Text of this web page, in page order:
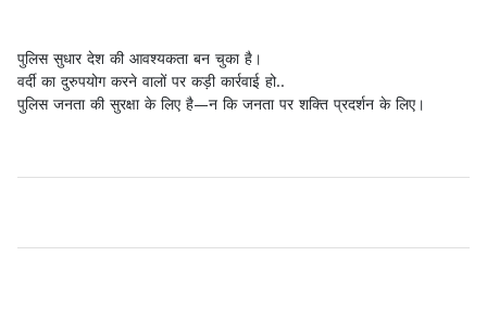
पुलिस सुधार देश की आवश्यकता बन चुका है।
वर्दी का दुरुपयोग करने वालों पर कड़ी कार्रवाई हो..
पुलिस जनता की सुरक्षा के लिए है—न कि जनता पर शक्ति प्रदर्शन के लिए।